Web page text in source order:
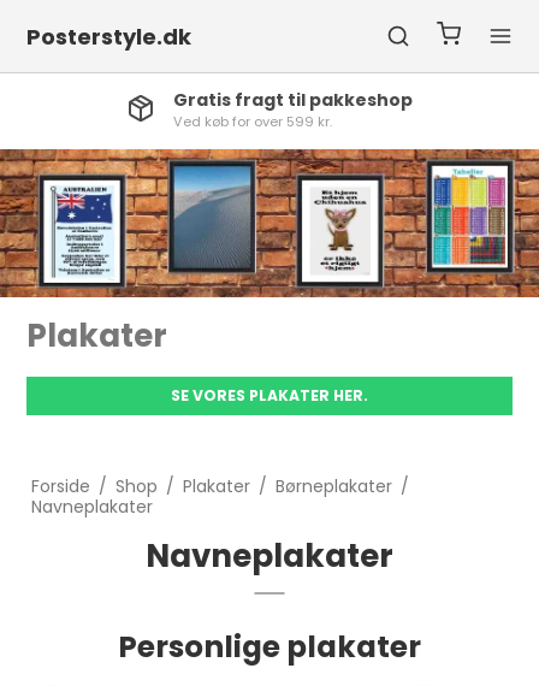
Posterstyle.dk
Gratis fragt til pakkeshop
Ved køb for over 599 kr.
Plakater
SE VORES PLAKATER HER.
Forside / Shop / Plakater / Børneplakater /
Navneplakater
Navneplakater
Personlige plakater